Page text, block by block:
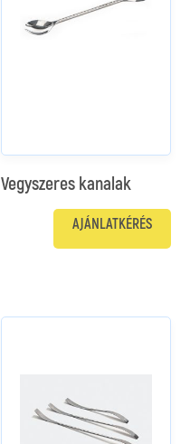
Vegyszeres kanalak
AJÁNLATKÉRÉS